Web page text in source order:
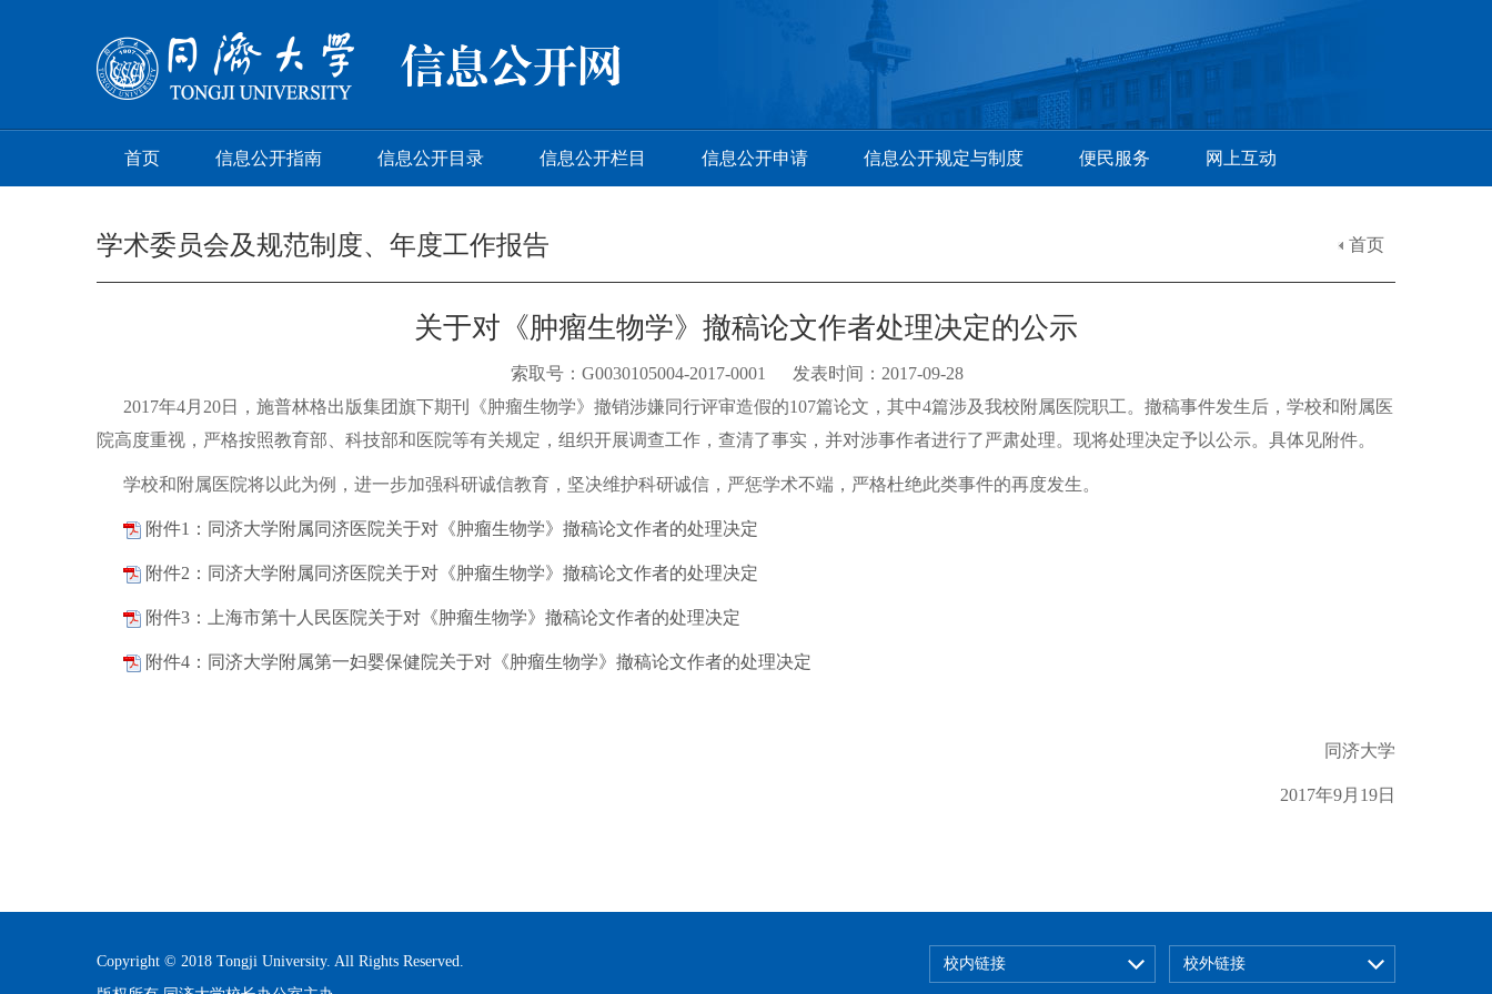
首页 信息公开指南 信息公开目录 信息公开栏目 信息公开申请 信息公开规定与制度 便民服务 网上互动
学术委员会及规范制度、年度工作报告 首页
关于对《肿瘤生物学》撤稿论文作者处理决定的公示
索取号：G0030105004-2017-0001 发表时间：2017-09-28
2017年4月20日，施普林格出版集团旗下期刊《肿瘤生物学》撤销涉嫌同行评审造假的107篇论文，其中4篇涉及我校附属医院职工。撤稿事件发生后，学校和附属医
院高度重视，严格按照教育部、科技部和医院等有关规定，组织开展调查工作，查清了事实，并对涉事作者进行了严肃处理。现将处理决定予以公示。具体见附件。
学校和附属医院将以此为例，进一步加强科研诚信教育，坚决维护科研诚信，严惩学术不端，严格杜绝此类事件的再度发生。
附件1：同济大学附属同济医院关于对《肿瘤生物学》撤稿论文作者的处理决定
附件2：同济大学附属同济医院关于对《肿瘤生物学》撤稿论文作者的处理决定
附件3：上海市第十人民医院关于对《肿瘤生物学》撤稿论文作者的处理决定
附件4：同济大学附属第一妇婴保健院关于对《肿瘤生物学》撤稿论文作者的处理决定
同济大学
2017年9月19日
Copyright © 2018 Tongji University. All Rights Reserved.